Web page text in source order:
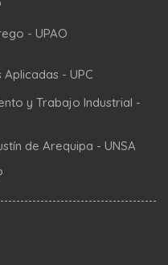
- UPAO
- UPC
y Trabajo Industrial -
de Arequipa - UNSA